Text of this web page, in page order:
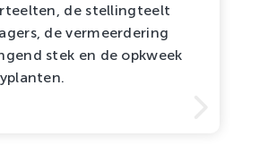
de stellingteelt
de vermeerdering
stek en de opkweek